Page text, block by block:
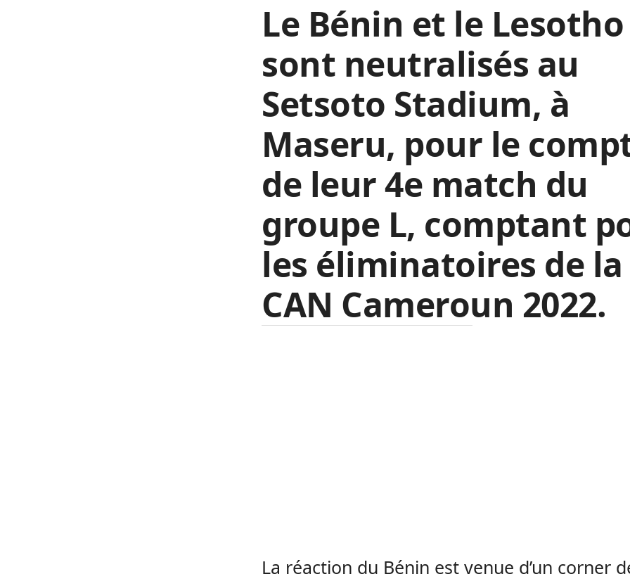
Le Bénin et le Lesotho
sont neutralisés au
Setsoto Stadium, à
Maseru, pour le
de leur 4e match du
groupe L, comptant
les éliminatoires de la
CAN Cameroun 2022.
La réaction du Bénin est venue d’un corner